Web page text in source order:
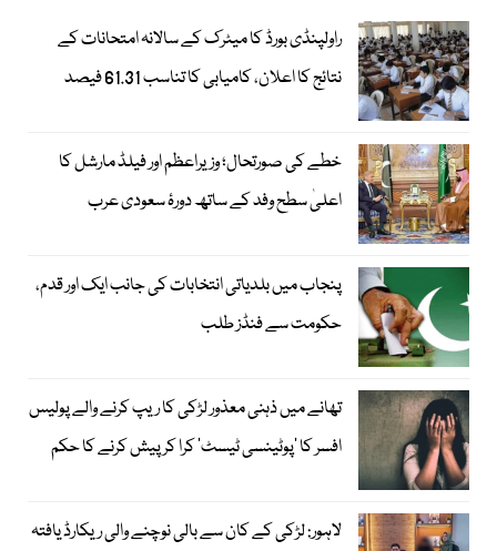
راولپنڈی بورڈ کا میٹرک کے سالانہ امتحانات کے
نتائج کا اعلان، کامیابی کا تناسب 61.31 فیصد
خطے کی صورتحال؛ وزیراعظم اور فیلڈ مارشل کا
اعلیٰ سطح وفد کے ساتھ دورۂ سعودی عرب
پنجاب میں بلدیاتی انتخابات کی جانب ایک اور قدم،
حکومت سے فنڈز طلب
تھانے میں ذہنی معذور لڑکی کا ریپ کرنے والے پولیس
افسر کا ’پوٹینسی ٹیسٹ‘ کرا کر پیش کرنے کا حکم
لاہور: لڑکی کے کان سے بالی نوچنے والی ریکارڈ یافتہ